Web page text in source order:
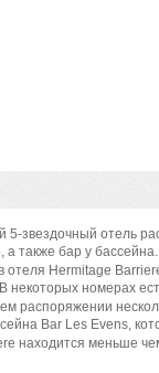
5-звездочный отель
а также бар у бассейна.
отеля Hermitage
некоторых номерах
распоряжении
Bar Les Evens,
находится меньше